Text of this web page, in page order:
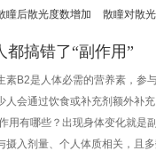
瞳后散光度数增加 散瞳对散
搞错了“副作用”
B2是人体必需的营养素，参
人会通过饮食或补充剂额外补
用有哪些？出现身体变化就是
摄入剂量、个人体质相关，且